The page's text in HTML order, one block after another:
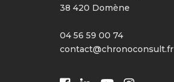
38 420 Domène
04 56 59 00 74
contact@chronoconsult.fr